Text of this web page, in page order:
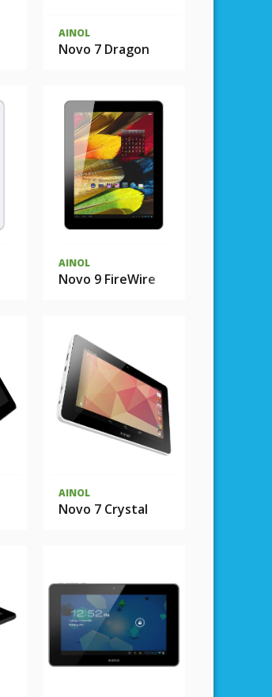
AINOL
Novo 7 Dragon
AINOL
Novo 9 FireWire
AINOL
Novo 7 Crystal